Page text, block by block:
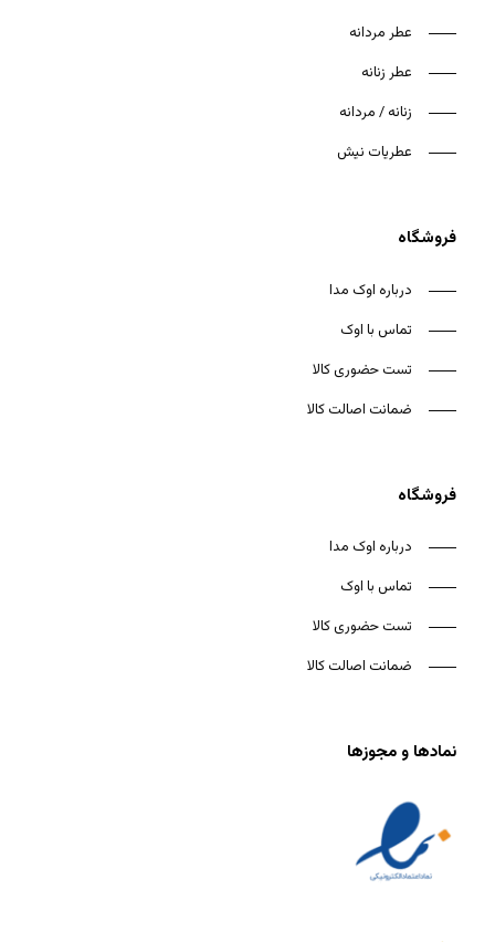
عطر مردانه
عطر زنانه
زنانه / مردانه
عطریات نیش
فروشگاه
درباره اوک مدا
تماس با اوک
تست حضوری کالا
ضمانت اصالت کالا
فروشگاه
درباره اوک مدا
تماس با اوک
تست حضوری کالا
ضمانت اصالت کالا
نمادها و مجوزها